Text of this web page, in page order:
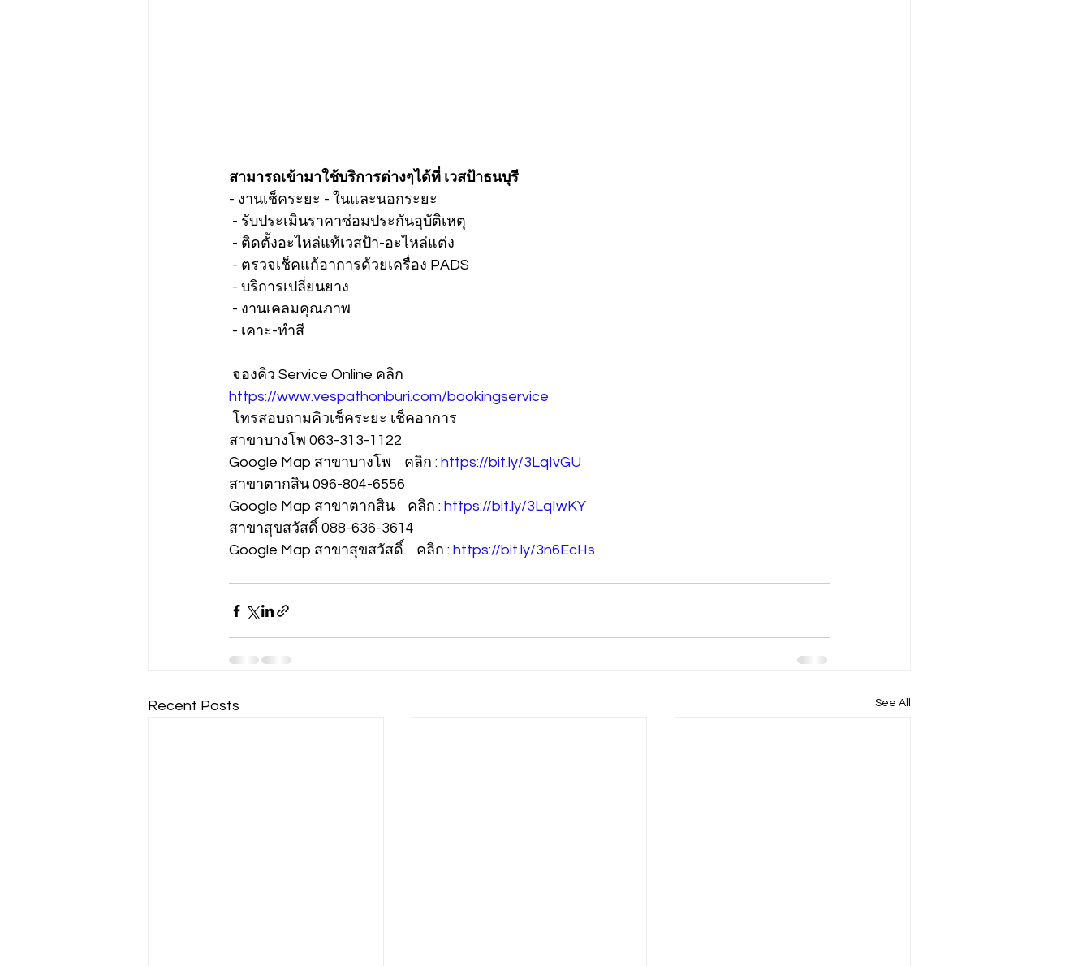
สามารถเข้ามาใช้บริการต่างๆได้ที่ เวสป้าธนบุรี
- งานเช็คระยะ - ในและนอกระยะ
- รับประเมินราคาซ่อมประกันอุบัติเหตุ
- ติดตั้งอะไหล่แท้เวสป้า-อะไหล่แต่ง
- ตรวจเช็คแก้อาการด้วยเครื่อง PADS
- บริการเปลี่ยนยาง
- งานเคลมคุณภาพ
- เคาะ-ทำสี
จองคิว Service Online คลิก
https://www.vespathonburi.com/bookingservice
โทรสอบถามคิวเช็คระยะ เช็คอาการ
สาขาบางโพ 063-313-1122
Google Map สาขาบางโพ    คลิก : https://bit.ly/3LqIvGU
สาขาตากสิน 096-804-6556
Google Map สาขาตากสิน    คลิก : https://bit.ly/3LqIwKY
สาขาสุขสวัสดิ์ 088-636-3614
Google Map สาขาสุขสวัสดิ์    คลิก : https://bit.ly/3n6EcHs
Recent Posts See All